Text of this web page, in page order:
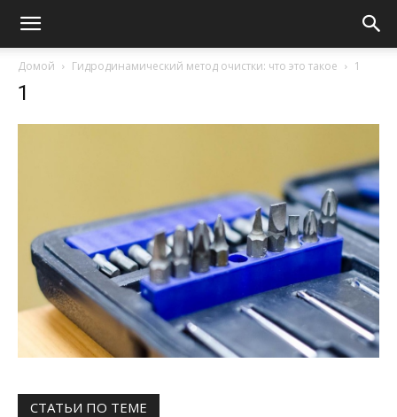
Домой Гидродинамический метод очистки: что это такое 1
1
СТАТЬИ ПО ТЕМЕ